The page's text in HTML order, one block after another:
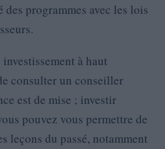
programmes avec les lois
à haut
consulter un conseiller
est de mise ; investir
pouvez vous permettre de
leçons du passé, notamment